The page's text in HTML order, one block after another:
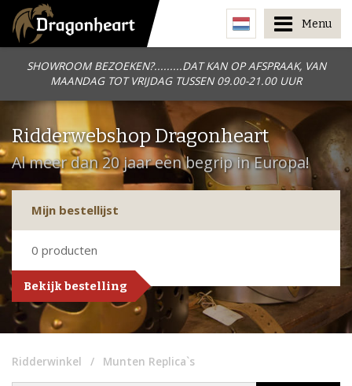
SHOWROOM BEZOEKEN?.........DAT KAN OP AFSPRAAK, VAN
MAANDAG TOT VRIJDAG TUSSEN 09.00-21.00 UUR
Menu
Ridderwebshop Dragonheart
Al meer dan 20 jaar een begrip in Europa!
Mijn bestellijst
0 producten
Bekijk bestelling
Ridderwinkel Munten Replica`s